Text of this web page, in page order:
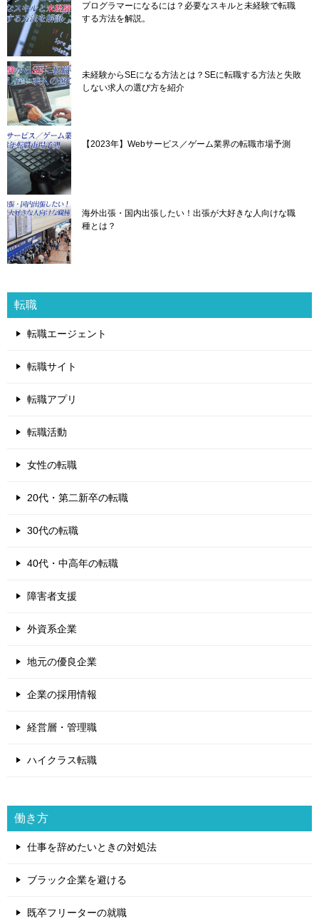
プログラマーになるには？必要なスキルと未経験で転職
する方法を解説。
未経験からSEになる方法とは？SEに転職する方法と失敗
しない求人の選び方を紹介
【2023年】Webサービス／ゲーム業界の転職市場予測
海外出張・国内出張したい！出張が大好きな人向けな職
種とは？
転職
転職エージェント
転職サイト
転職アプリ
転職活動
女性の転職
20代・第二新卒の転職
30代の転職
40代・中高年の転職
障害者支援
外資系企業
地元の優良企業
企業の採用情報
経営層・管理職
ハイクラス転職
働き方
仕事を辞めたいときの対処法
ブラック企業を避ける
既卒フリーターの就職